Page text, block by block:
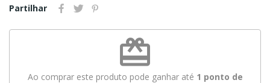
Partilhar
redeem
Ao comprar este produto pode ganhar até 1 ponto de